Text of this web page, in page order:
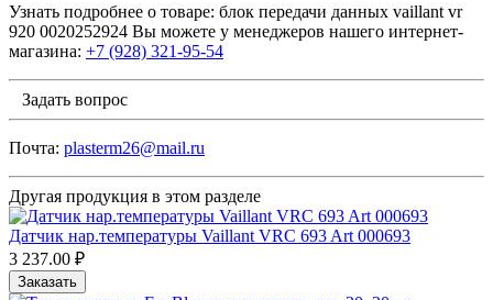
Узнать подробнее о товаре: блок передачи данных vaillant vr
920 0020252924 Вы можете у менеджеров нашего интернет-
магазина: +7 (928) 321-95-54
Задать вопрос
Почта: plasterm26@mail.ru
Другая продукция в этом разделе
Датчик нар.температуры Vaillant VRC 693 Art 000693
3 237.00 ₽
Заказать